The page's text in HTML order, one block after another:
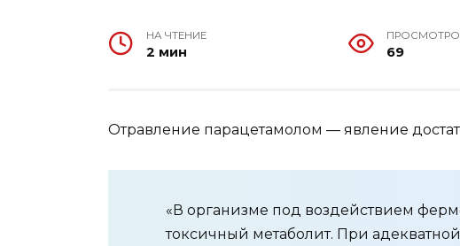
НА ЧТЕНИЕ
2 мин 69
Отравление парацетамолом — явление
«В организме под воздействием
токсичный метаболит. При